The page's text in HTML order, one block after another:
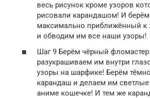
весь рисунок кроме узоров
рисовали карандашом! И
максимально приближённый к
и обводим им все наши узоры!
Шаг 9 Берём чёрный фломастер
разукрашиваем им внутри
узоры на шарфике! Берём
карандаш и делаем им
аниме кошечке! И тем же